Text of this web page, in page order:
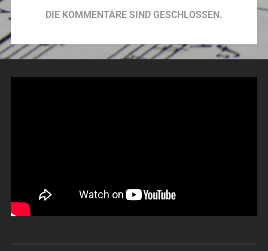
DIE KOMMENTARE SIND GESCHLOSSEN.